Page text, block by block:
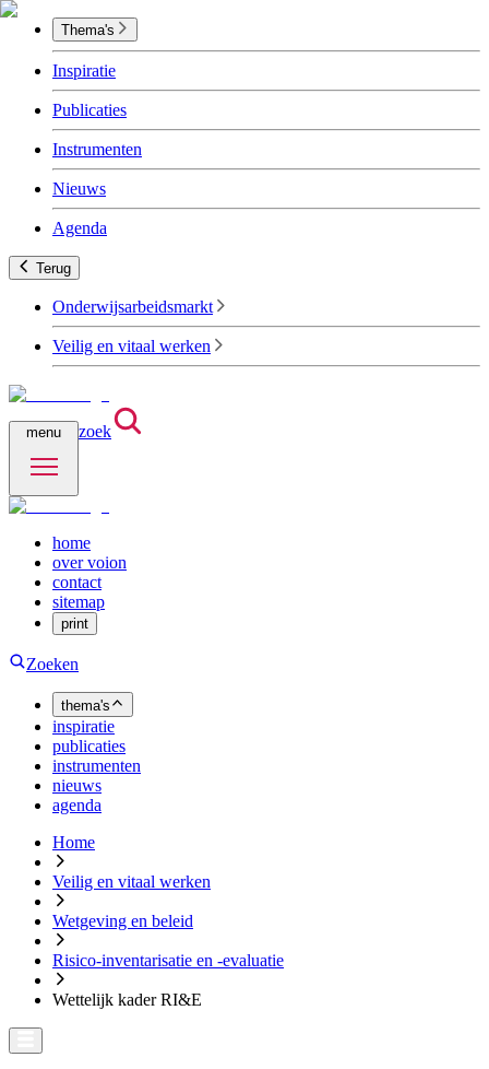
Thema's
Inspiratie
Publicaties
Instrumenten
Nieuws
Agenda
Terug
Onderwijsarbeidsmarkt
Veilig en vitaal werken
menu zoek
home
over voion
contact
sitemap
print
Zoeken
thema's
inspiratie
publicaties
instrumenten
nieuws
agenda
Home
Veilig en vitaal werken
Wetgeving en beleid
Risico-inventarisatie en -evaluatie
Wettelijk kader RI&E